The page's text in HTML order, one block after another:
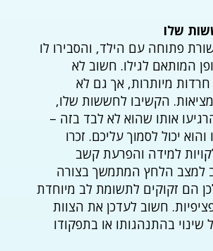
שלו
פתוחה עם הילד, והסבירו לו
המותאם לגילו. חשוב לא
חרדות מיותרות, אך גם לא
הקשיבו לחששות שלו,
אותו שהוא לא לבד בזה –
יכול לסמוך עליכם. זכרו
למידה והפרעת קשב
למצב הלחץ המתמשך בצורה
הם זקוקים לתשומת לב מיוחדת
חשוב לעדכן את הצוות
שינוי בהתנהגותו או בתפקודו